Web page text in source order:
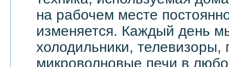
на рабочем месте
изменяется. Каждый день
холодильники,
микроволновые печи в